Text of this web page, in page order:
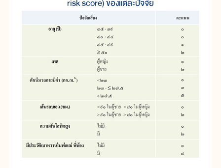
risk score) ของแต่ละปัจจัย